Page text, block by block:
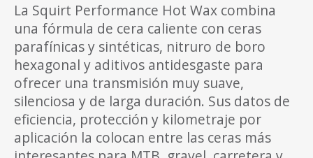
La Squirt Performance Hot Wax combina
una fórmula de cera caliente con ceras
parafínicas y sintéticas, nitruro de boro
hexagonal y aditivos antidesgaste para
ofrecer una transmisión muy suave,
silenciosa y de larga duración. Sus datos de
eficiencia, protección y kilometraje por
aplicación la colocan entre las ceras más